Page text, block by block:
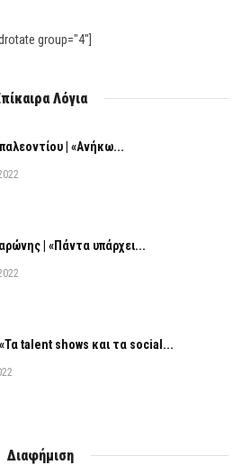
group="4"]
Λόγια
| «Ανήκω...
| «Πάντα υπάρχει...
talent shows και τα social...
Διαφήμιση